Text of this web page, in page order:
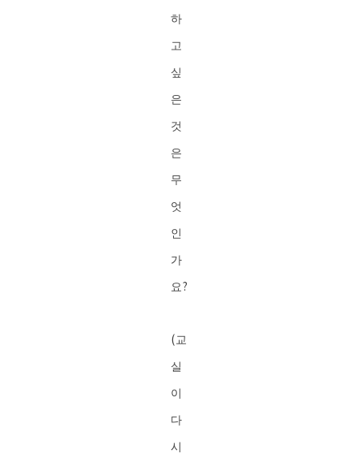
하
고
싶
은
것
은
무
엇
인
가
요?
(교
실
이
다
시